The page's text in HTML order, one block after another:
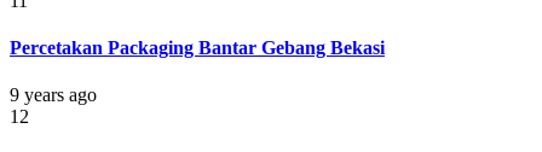
Percetakan Packaging Bantar Gebang Bekasi
9 years ago
12